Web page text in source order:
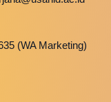
(WA Marketing)